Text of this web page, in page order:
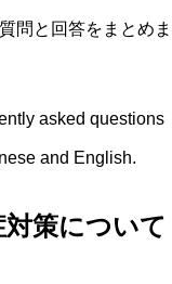
問と回答をまとめま
asked questions
and English.
策について